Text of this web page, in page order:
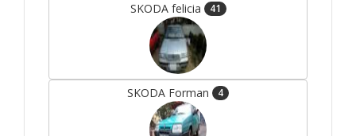
SKODA felicia 41
SKODA Forman 4